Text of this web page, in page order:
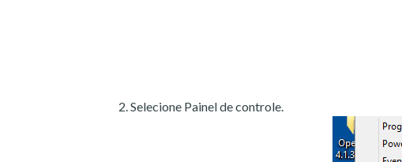
Selecione Painel de controle.